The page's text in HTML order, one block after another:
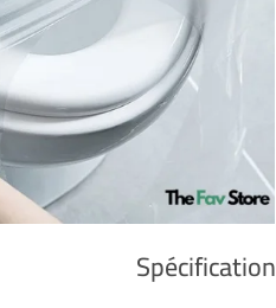
Spécification